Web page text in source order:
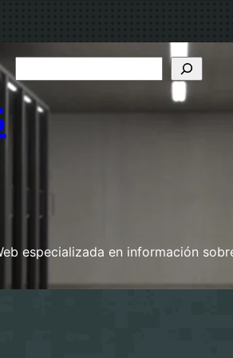
u
especializada en información